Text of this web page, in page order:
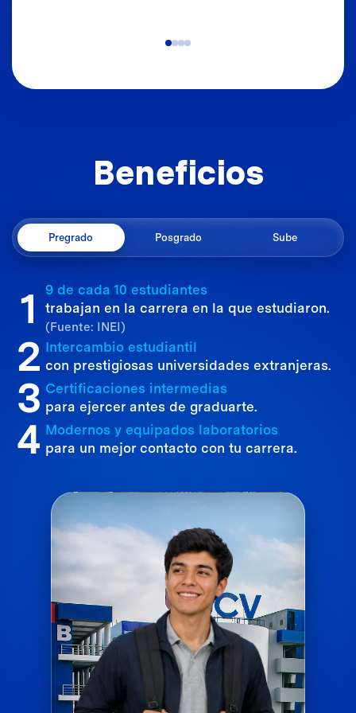
Beneficios
Pregrado Posgrado Sube
1
9 de cada 10 estudiantes
trabajan en la carrera en la que estudiaron.
(Fuente: INEI)
2 Intercambio estudiantil
con prestigiosas universidades extranjeras.
3 Certificaciones intermedias
para ejercer antes de graduarte.
4 Modernos y equipados laboratorios
para un mejor contacto con tu carrera.